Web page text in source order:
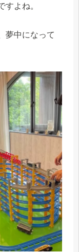
すよね。
夢中になって